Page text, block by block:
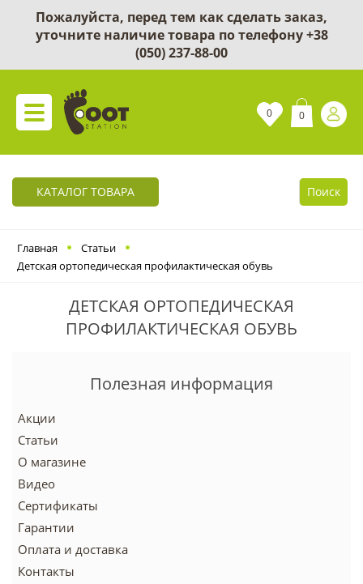
Пожалуйста, перед тем как сделать заказ,
уточните наличие товара по телефону+38
(050) 237-88-00
0 0
КАТАЛОГ ТОВАРА Поиск
Главная
Статьи
Детская ортопедическая профилактическая обувь
ДЕТСКАЯ ОРТОПЕДИЧЕСКАЯ
ПРОФИЛАКТИЧЕСКАЯ ОБУВЬ
Полезная информация
Акции
Статьи
О магазине
Видео
Сертификаты
Гарантии
Оплата и доставка
Контакты